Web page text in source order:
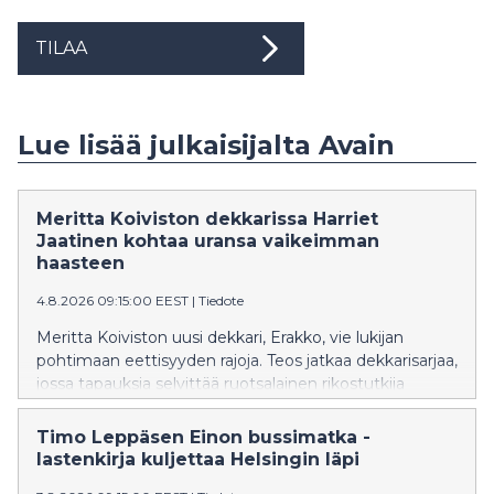
TILAA
Lue lisää julkaisijalta Avain
Meritta Koiviston dekkarissa Harriet
Jaatinen kohtaa uransa vaikeimman
haasteen
4.8.2026 09:15:00 EEST | Tiedote
Meritta Koiviston uusi dekkari, Erakko, vie lukijan
pohtimaan eettisyyden rajoja. Teos jatkaa dekkarisarjaa,
jossa tapauksia selvittää ruotsalainen rikostutkija
Harriet Jaatinen. Erakko on sarjan neljäs osa ja
Koiviston kahdeksas romaani.
Timo Leppäsen Einon bussimatka -
lastenkirja kuljettaa Helsingin läpi